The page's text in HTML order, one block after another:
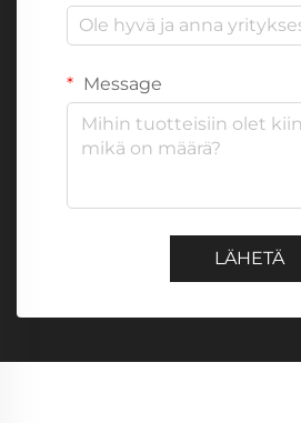
Message
LÄHETÄ